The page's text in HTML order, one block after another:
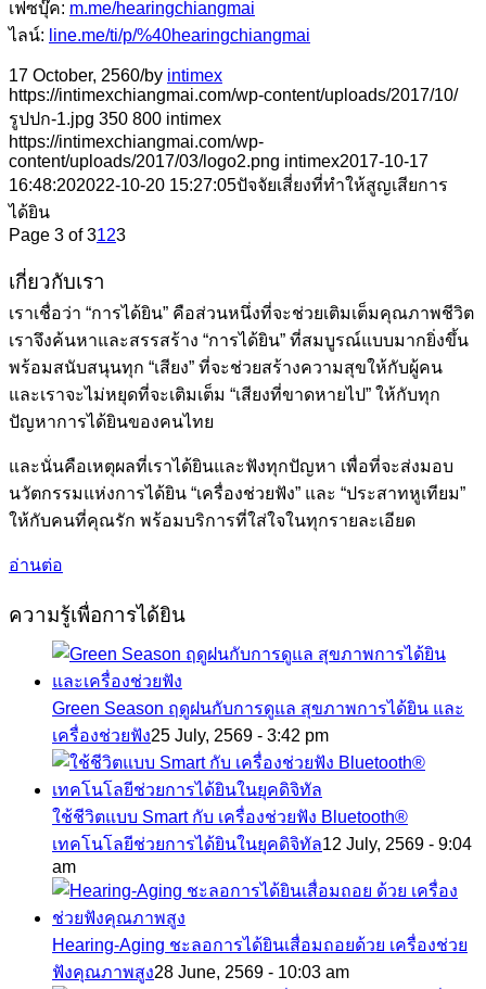
เฟซบุ๊ค: m.me/hearingchiangmai
ไลน์: line.me/ti/p/%40hearingchiangmai
17 October, 2560/by intimex
https://intimexchiangmai.com/wp-content/uploads/2017/10/
รูปปก-1.jpg 350 800 intimex
https://intimexchiangmai.com/wp-
content/uploads/2017/03/logo2.png intimex2017-10-17
16:48:202022-10-20 15:27:05ปัจจัยเสี่ยงที่ทำให้สูญเสียการ
ได้ยิน
Page 3 of 3123
เกี่ยวกับเรา
เราเชื่อว่า “การได้ยิน” คือส่วนหนึ่งที่จะช่วยเติมเต็มคุณภาพชีวิต
เราจึงค้นหาและสรรสร้าง “การได้ยิน” ที่สมบูรณ์แบบมากยิ่งขึ้น
พร้อมสนับสนุนทุก “เสียง” ที่จะช่วยสร้างความสุขให้กับผู้คน
และเราจะไม่หยุดที่จะเติมเต็ม “เสียงที่ขาดหายไป” ให้กับทุก
ปัญหาการได้ยินของคนไทย
และนั่นคือเหตุผลที่เราได้ยินและฟังทุกปัญหา เพื่อที่จะส่งมอบ
นวัตกรรมแห่งการได้ยิน “เครื่องช่วยฟัง” และ “ประสาทหูเทียม”
ให้กับคนที่คุณรัก พร้อมบริการที่ใส่ใจในทุกรายละเอียด
อ่านต่อ
ความรู้เพื่อการได้ยิน
Green Season ฤดูฝนกับการดูแล สุขภาพการได้ยิน และ
เครื่องช่วยฟัง25 July, 2569 - 3:42 pm
ใช้ชีวิตแบบ Smart กับ เครื่องช่วยฟัง Bluetooth®
เทคโนโลยีช่วยการได้ยินในยุคดิจิทัล12 July, 2569 - 9:04
am
Hearing-Aging ชะลอการได้ยินเสื่อมถอยด้วย เครื่องช่วย
ฟังคุณภาพสูง28 June, 2569 - 10:03 am